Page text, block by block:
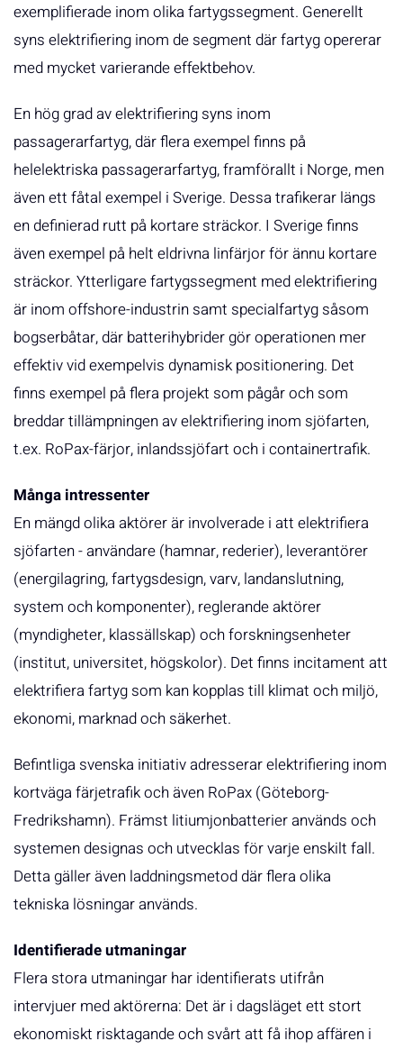
exemplifierade inom olika fartygssegment. Generellt
syns elektrifiering inom de segment där fartyg opererar
med mycket varierande effektbehov.
En hög grad av elektrifiering syns inom
passagerarfartyg, där flera exempel finns på
helelektriska passagerarfartyg, framförallt i Norge, men
även ett fåtal exempel i Sverige. Dessa trafikerar längs
en definierad rutt på kortare sträckor. I Sverige finns
även exempel på helt eldrivna linfärjor för ännu kortare
sträckor. Ytterligare fartygssegment med elektrifiering
är inom offshore-industrin samt specialfartyg såsom
bogserbåtar, där batterihybrider gör operationen mer
effektiv vid exempelvis dynamisk positionering. Det
finns exempel på flera projekt som pågår och som
breddar tillämpningen av elektrifiering inom sjöfarten,
t.ex. RoPax-färjor, inlandssjöfart och i containertrafik.
Många intressenter
En mängd olika aktörer är involverade i att elektrifiera
sjöfarten - användare (hamnar, rederier), leverantörer
(energilagring, fartygsdesign, varv, landanslutning,
system och komponenter), reglerande aktörer
(myndigheter, klassällskap) och forskningsenheter
(institut, universitet, högskolor). Det finns incitament att
elektrifiera fartyg som kan kopplas till klimat och miljö,
ekonomi, marknad och säkerhet.
Befintliga svenska initiativ adresserar elektrifiering inom
kortväga färjetrafik och även RoPax (Göteborg-
Fredrikshamn). Främst litiumjonbatterier används och
systemen designas och utvecklas för varje enskilt fall.
Detta gäller även laddningsmetod där flera olika
tekniska lösningar används.
Identifierade utmaningar
Flera stora utmaningar har identifierats utifrån
intervjuer med aktörerna: Det är i dagsläget ett stort
ekonomiskt risktagande och svårt att få ihop affären i